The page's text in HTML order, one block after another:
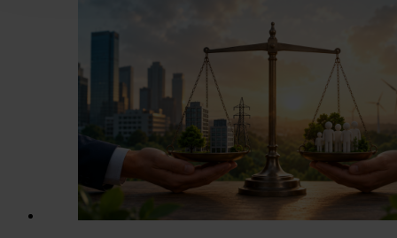
Las cookies de este sitio web se usan para personalizar el
y los anuncios, ofrecer funciones de redes sociales y
tráfico. Además, compartimos información sobre el uso que
sitio web con nuestros partners de redes sociales,
análisis web, quienes pueden combinarla con otra
haya proporcionado o que hayan recopilado a partir del uso
hecho de sus servicios.